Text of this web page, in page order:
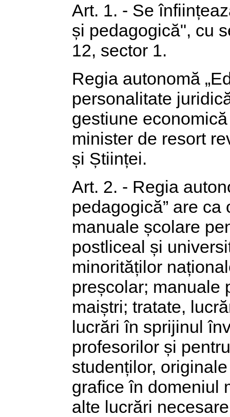
Art. 1. - Se
și pedagogică", cu
12, sector 1.
Regia autonomă
personalitate
gestiune
minister de resort
și Științei.
Art. 2. - Regia
pedagogică” are
manuale școlare
postliceal și
minorităților
preșcolar; manuale
maiștri; tratate,
lucrări în sprijinul
profesorilor și
studenților,
grafice în domeniul
alte lucrări